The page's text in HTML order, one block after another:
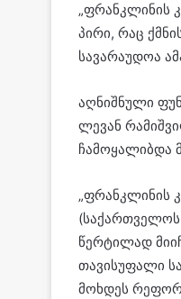
„ფრანკლინის
პირი, რაც
სავარაუდოა
აღნიშნული
ლევან
ჩამოყალიბდა
„ფრანკლინის
(საქართველოს
წერტილად
თავისუფალი
მოხდეს